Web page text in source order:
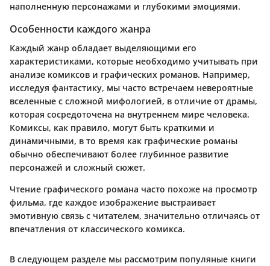
наполненную персонажами и глубокими эмоциями.
Особенности каждого жанра
Каждый жанр обладает выделяющими его
характеристиками, которые необходимо учитывать при
анализе комиксов и графических романов. Например,
исследуя фантастику, мы часто встречаем невероятные
вселенные с сложной мифологией, в отличие от драмы,
которая сосредоточена на внутреннем мире человека.
Комиксы, как правило, могут быть краткими и
динамичными, в то время как графические романы
обычно обеспечивают более глубинное развитие
персонажей и сложный сюжет.
Чтение графического романа часто похоже на просмотр
фильма, где каждое изображение выстраивает
эмотивную связь с читателем, значительно отличаясь от
впечатления от классического комикса.
В следующем разделе мы рассмотрим популяные книги